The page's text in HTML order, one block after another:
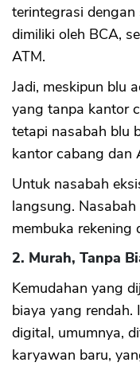
terintegrasi
dimiliki oleh BCA,
ATM.
Jadi, meskipun blu
yang tanpa kantor
tetapi nasabah blu
kantor cabang dan
Untuk nasabah
langsung.
membuka rekening
2. Murah, Tanpa
Kemudahan yang
biaya yang rendah.
digital, umumnya,
karyawan baru,